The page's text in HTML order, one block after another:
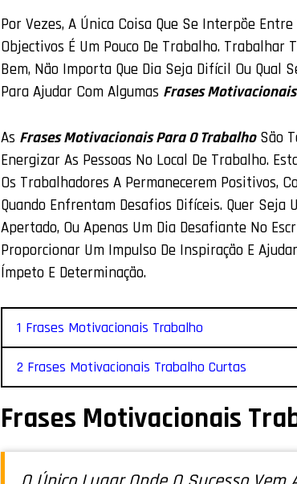
Por Vezes, A Única Coisa Que Se Interpõe
Objectivos É Um Pouco De Trabalho. Trabalhar
Bem, Não Importa Que Dia Seja Difícil Ou Qual
Para Ajudar Com Algumas Frases
As Frases Motivacionais Para O TrabalhoSão
Energizar As Pessoas No Local De Trabalho.
Os Trabalhadores A Permanecerem Positivos,
Quando Enfrentam Desafios Difíceis. Quer Seja
Apertado, Ou Apenas Um Dia Desafiante No
Proporcionar Um Impulso De Inspiração E
Ímpeto E Determinação.
1 Frases Motivacionais Trabalho
2 Frases Motivacionais Trabalho Curtas
Frases Motivacionais